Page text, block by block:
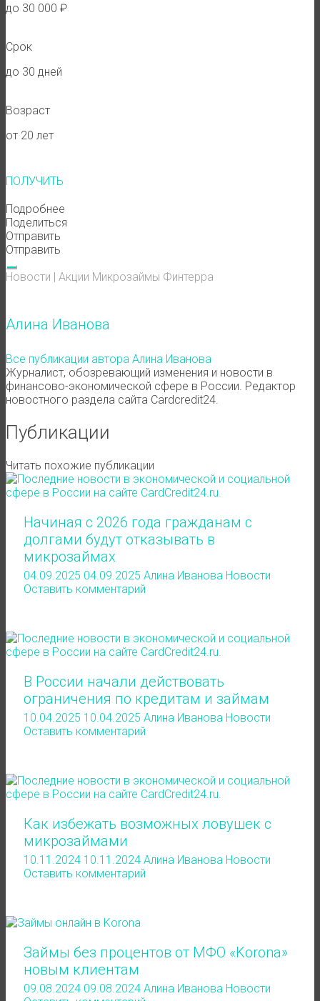
до 30 000 ₽
Срок
до 30 дней
Возраст
от 20 лет
ПОЛУЧИТЬ
Подробнее
Поделиться
Отправить
Отправить
Новости | Акции Микрозаймы Финтерра
Алина Иванова
Все публикации автора Алина Иванова
Журналист, обозревающий изменения и новости в
финансово-экономической сфере в России. Редактор
новостного раздела сайта Cardcredit24.
Публикации
Читать похожие публикации
Начиная с 2026 года гражданам с
долгами будут отказывать в
микрозаймах
04.09.2025 04.09.2025 Алина Иванова Новости
Оставить комментарий
В России начали действовать
ограничения по кредитам и займам
10.04.2025 10.04.2025 Алина Иванова Новости
Оставить комментарий
Как избежать возможных ловушек с
микрозаймами
10.11.2024 10.11.2024 Алина Иванова Новости
Оставить комментарий
Займы без процентов от МФО «Korona»
новым клиентам
09.08.2024 09.08.2024 Алина Иванова Новости